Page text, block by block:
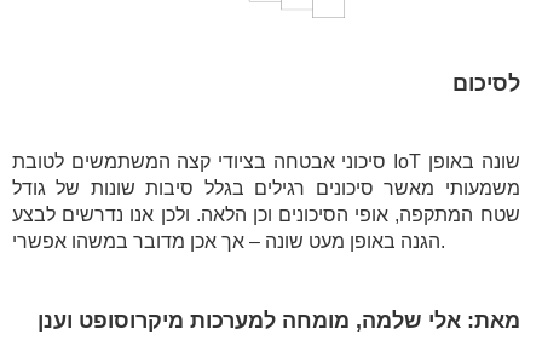
לסיכום
סיכוני אבטחה בציודי קצה המשתמשים לטובת IoT שונה באופן
משמעותי מאשר סיכונים רגילים בגלל סיבות שונות של גודל
שטח המתקפה, אופי הסיכונים וכן הלאה. ולכן אנו נדרשים לבצע
הגנה באופן מעט שונה – אך אכן מדובר במשהו אפשרי.
מאת: אלי שלמה, מומחה למערכות מיקרוסופט וענן